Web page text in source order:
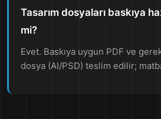
Tasarım dosyaları baskıya
mi?
Evet. Baskıya uygun PDF ve
dosya (AI/PSD) teslim edilir;